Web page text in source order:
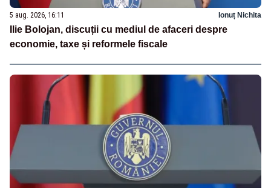
5 aug. 2026, 16:11 Ionuț Nichita
Ilie Bolojan, discuții cu mediul de afaceri despre
economie, taxe și reformele fiscale